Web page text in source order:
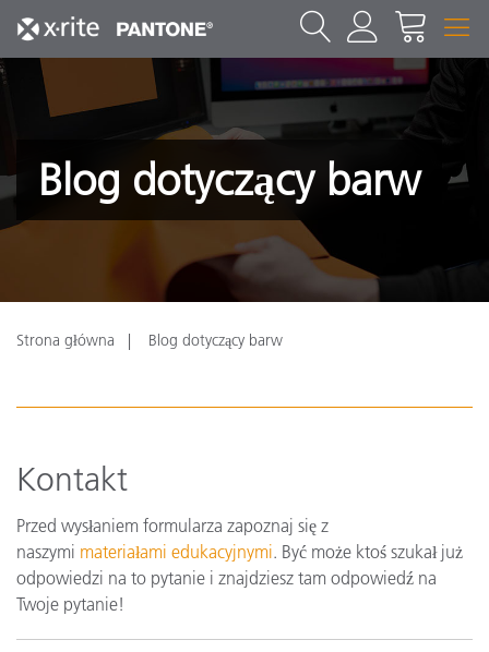
Blog dotyczący barw
Strona główna Blog dotyczący barw
Kontakt
Przed wysłaniem formularza zapoznaj się z
naszymi materiałami edukacyjnymi. Być może ktoś szukał już
odpowiedzi na to pytanie i znajdziesz tam odpowiedź na
Twoje pytanie!